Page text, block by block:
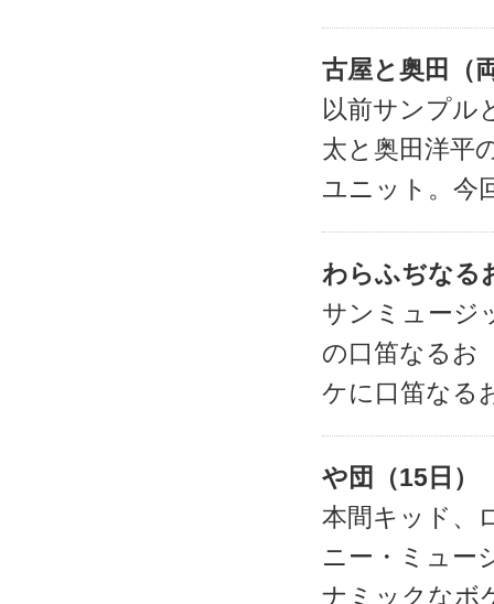
古屋と奥田（
以前サンプル
太と奥田洋平
ユニット。今
わらふぢなる
サンミュージ
の口笛なるお
ケに口笛なる
や団（15日）
本間キッド、
ニー・ミュー
ナミックなボ